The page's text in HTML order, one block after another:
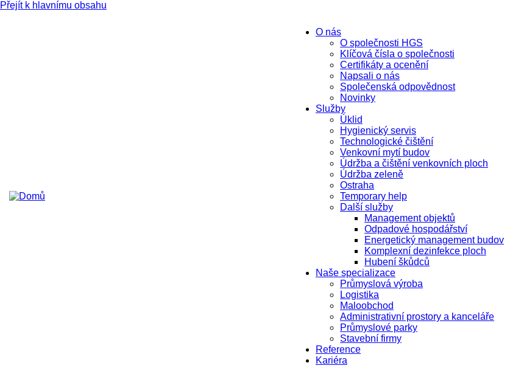
Přejít k hlavnímu obsahu
O nás
O společnosti HGS
Klíčová čísla o společnosti
Certifikáty a ocenění
Napsali o nás
Společenská odpovědnost
Novinky
Služby
Úklid
Hygienický servis
Technologické čištění
Venkovní mytí budov
Údržba a čištění venkovních ploch
Údržba zeleně
Ostraha
Temporary help
Další služby
Management objektů
Odpadové hospodářství
Energetický management budov
Komplexní dezinfekce ploch
Hubení škůdců
Naše specializace
Průmyslová výroba
Logistika
Maloobchod
Administrativní prostory a kanceláře
Průmyslové parky
Stavební firmy
Reference
Kariéra